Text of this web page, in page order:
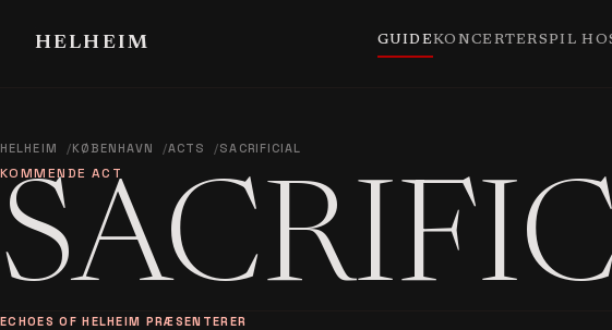
HELHEIM GUIDEKONCERTERSPIL
HELHEIM KØBENHAVN ACTS SACRIFICIAL
KOMMENDE ACT
ECHOES OF HELHEIM PRÆSENTERER